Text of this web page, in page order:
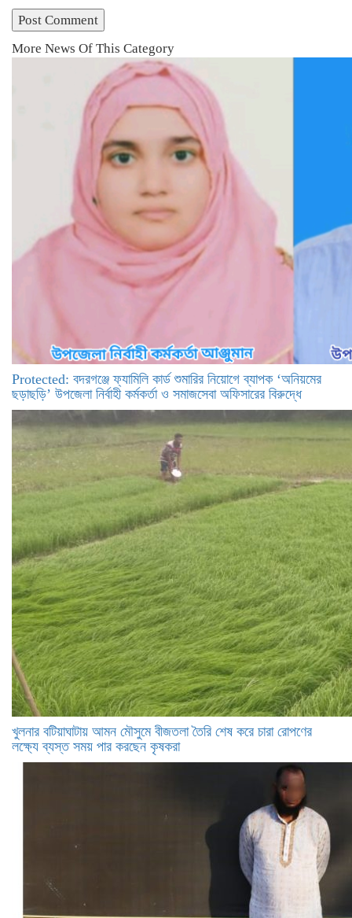
More News Of This Category
Protected: ‎বদরগঞ্জে ফ্যামিলি কার্ড শুমারির নিয়োগে ব্যাপক ‘অনিয়মের
ছড়াছড়ি’ উপজেলা নির্বাহী কর্মকর্তা ও সমাজসেবা অফিসারের বিরুদ্ধে
খুলনার বটিয়াঘাটায় আমন মৌসুমে বীজতলা তৈরি শেষ করে চারা রোপণের
লক্ষ্যে ব্যস্ত সময় পার করছেন কৃষকরা